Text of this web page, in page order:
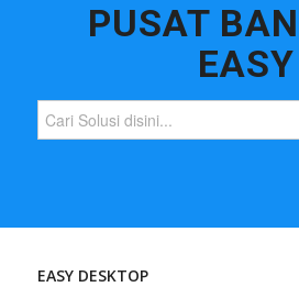
PUSAT
EASY
Search
EASY DESKTOP